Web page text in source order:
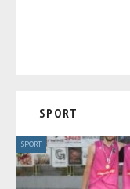
SPORT
SPORT